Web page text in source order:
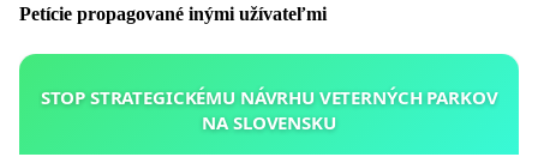
Petície propagované inými užívateľmi
STOP STRATEGICKÉMU NÁVRHU VETERNÝCH PARKOV
NA SLOVENSKU